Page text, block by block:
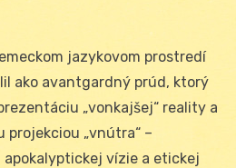
jazykovom prostredí
ako avantgardný prúd, ktorý
„vonkajšej“ reality a
projekciou „vnútra“ –
vízie a etickej